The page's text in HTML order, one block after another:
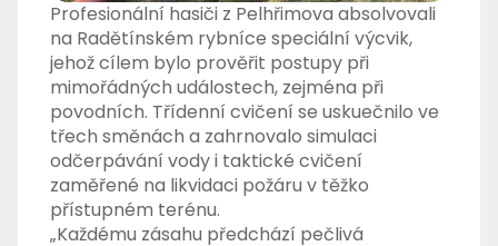
Profesionální hasiči z Pelhřimova absolvovali
na Radětínském rybníce speciální výcvik,
jehož cílem bylo prověřit postupy při
mimořádných událostech, zejména při
povodních. Třídenní cvičení se uskuečnilo ve
třech směnách a zahrnovalo simulaci
odčerpávání vody i taktické cvičení
zaměřené na likvidaci požáru v těžko
přístupném terénu.
„Každému zásahu předchází pečlivá